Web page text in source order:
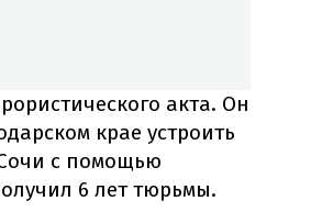
акта. Он
крае устроить
с помощью
6 лет тюрьмы.